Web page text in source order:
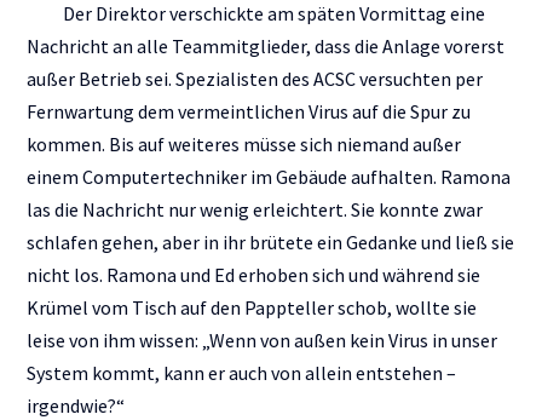
Der Direktor verschickte am späten Vormittag eine
Nachricht an alle Teammitglieder, dass die Anlage vorerst
außer Betrieb sei. Spezialisten des ACSC versuchten per
Fernwartung dem vermeintlichen Virus auf die Spur zu
kommen. Bis auf weiteres müsse sich niemand außer
einem Computertechniker im Gebäude aufhalten. Ramona
las die Nachricht nur wenig erleichtert. Sie konnte zwar
schlafen gehen, aber in ihr brütete ein Gedanke und ließ sie
nicht los. Ramona und Ed erhoben sich und während sie
Krümel vom Tisch auf den Pappteller schob, wollte sie
leise von ihm wissen: „Wenn von außen kein Virus in unser
System kommt, kann er auch von allein entstehen –
irgendwie?“